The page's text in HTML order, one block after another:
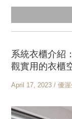
系統衣櫃介紹
觀實用的衣櫃
April 17, 2023 / 優